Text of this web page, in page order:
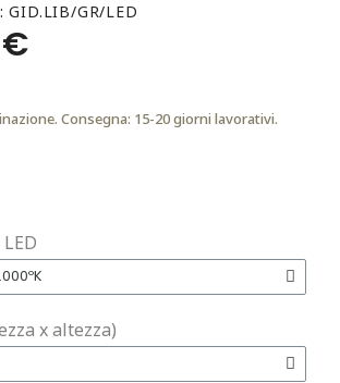
GID.LIB/GR/LED
Consegna: 15-20 giorni lavorativi.
x altezza)